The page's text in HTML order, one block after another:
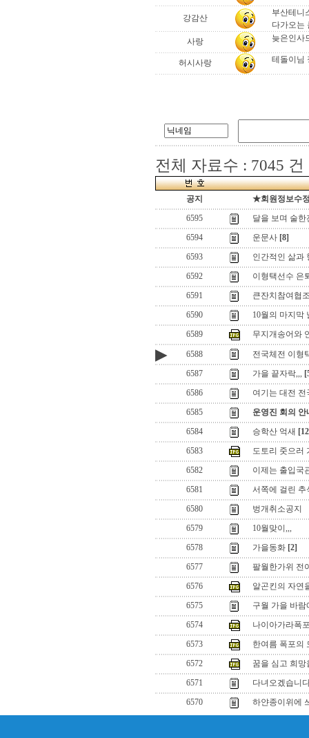
강감산
부산테니
다가오는
사랑
늦은인사
허시사랑 테돌이님
전체 자료수 : 7045 건
공지
★회원정보수
6595
달을 보며 술
6594
운문사 [8]
6593
인간적인 삶과
6592
이형택선수 은
6591
큰잔치참여협
6590
10월의 마지막
6589
무지개송어와
▶ 6588
전국체전 이형
6587
가을 끝자락,,,
6586
여기는 대전 전
6585
운영진 회의 안
6584
승학산 억새
6583
도토리 줏으러
6582
이제는 출입국
6581
서쪽에 걸린 추
6580
벙개취소공지
6579
10월맞이,,,
6578
가을동화 [2]
6577
팔월한가위 전
6576
알곤킨의 자연
6575
구월 가을 바람
6574
나이아가라폭
6573
한여름 폭포의
6572
꿈을 심고 희망
6571
다녀오겠습니
6570
하얀종이위에